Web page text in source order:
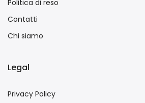
Politica di reso
Contatti
Chi siamo
Legal
Privacy Policy